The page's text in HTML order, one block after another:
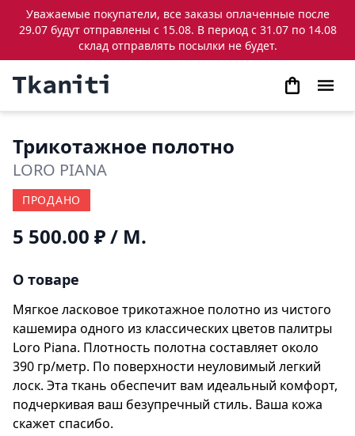
Уважаемые покупатели, все заказы оплаченные после
29.07 будут отправлены с 15.08. В период с 31.07 по 14.08
склад отправлять посылки не будет.
Трикотажное полотно
LORO PIANA
ПРОДАНО
5 500.00 ₽/ М.
О товаре
Мягкое ласковое трикотажное полотно из чистого
кашемира одного из классических цветов палитры
Loro Piana. Плотность полотна составляет около
390 гр/метр. По поверхности неуловимый легкий
лоск. Эта ткань обеспечит вам идеальный комфорт,
подчеркивая ваш безупречный стиль. Ваша кожа
скажет спасибо.